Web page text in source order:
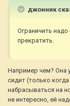
джонник
Ограничить
прекратить.
Например чем? Она
сидит (только
набрасываться на
не интересно, ей